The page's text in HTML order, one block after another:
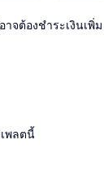
จต้องชำระเงินเพิ่
พลตนี้